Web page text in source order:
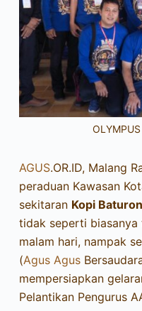
AGUS.OR.ID, Malang
peraduan Kawasan
sekitaran Kopi
tidak seperti
malam hari, nampak
(Agus Agus
mempersiapkan
Pelantikan Pengurus